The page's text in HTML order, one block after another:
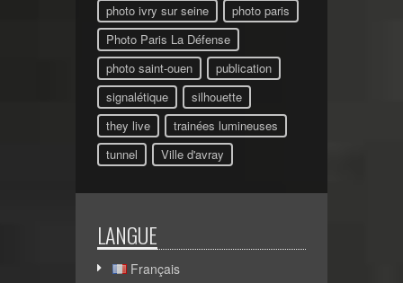
photo ivry sur seine
photo paris
Photo Paris La Défense
photo saint-ouen
publication
signalétique
silhouette
they live
trainées lumineuses
tunnel
Ville d'avray
LANGUE
Français